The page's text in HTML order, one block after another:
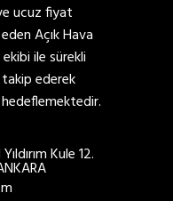
ucuz fiyat
Açık Hava
ile sürekli
ederek
Kule 12.